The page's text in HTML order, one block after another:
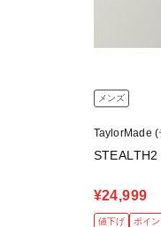
メンズ
TaylorMade
¥24,999
値下げ ポイ